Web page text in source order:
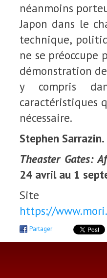
néanmoins
Japon dans le
technique,
ne se préoccupe
démonstration
y compris
caractéristiques
nécessaire.
Stephen Sarrazin.
Theaster Gates:
24 avril au 1
https://
Partager